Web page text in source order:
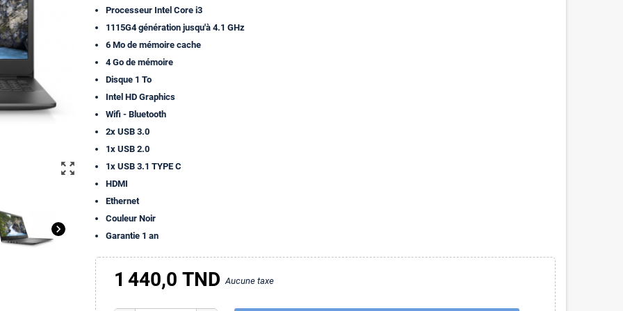
zoom_out_map
chevron_right
Processeur Intel Core i3
1115G4 génération jusqu'à 4.1 GHz
6 Mo de mémoire cache
4 Go de mémoire
Disque 1 To
Intel HD Graphics
Wifi - Bluetooth
2x USB 3.0
1x USB 2.0
1x USB 3.1 TYPE C
HDMI
Ethernet
Couleur Noir
Garantie 1 an
1 440,0 TNDAucune taxe